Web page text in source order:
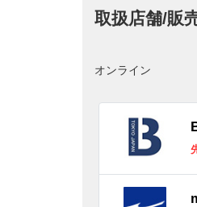
取扱店舗/販
オンライン